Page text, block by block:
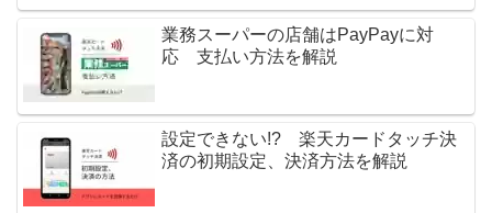
業務スーパーの店舗はPayPayに対
応 支払い方法を解説
設定できない!? 楽天カードタッチ決
済の初期設定、決済方法を解説